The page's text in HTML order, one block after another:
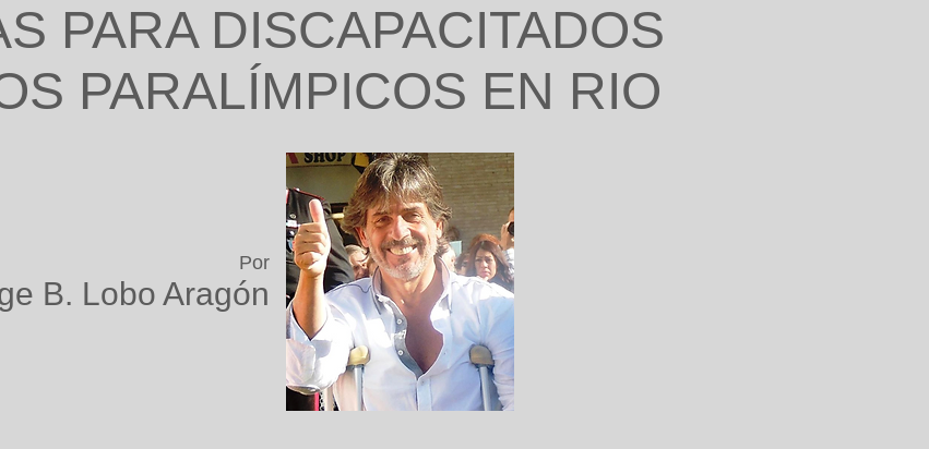
PARA DISCAPACITADOS
PARALÍMPICOS EN RIO
Por
B. Lobo Aragón